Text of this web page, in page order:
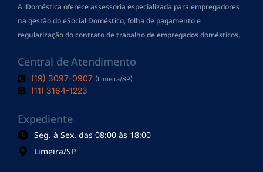
A iDoméstica oferece assessoria especializada para empregadores
na gestão do eSocial Doméstico, folha de pagamentoe
regularização do contrato de trabalho de empregados domésticos.
Central de Atendimento
(19) 3097-0907 (Limeira/SP)
(11) 3164-1223
Expediente
Seg. à Sex. das 08:00 às 18:00
Limeira/SP